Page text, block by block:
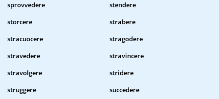
sprovvedere
stendere
storcere
strabere
stracuocere
stragodere
stravedere
stravincere
stravolgere
stridere
struggere
succedere